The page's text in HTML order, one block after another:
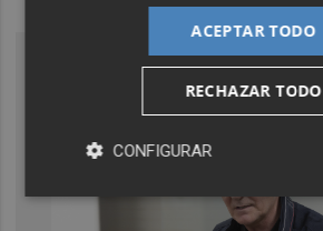
ACEPTAR TODO
RECHAZAR TODO
CONFIGURAR